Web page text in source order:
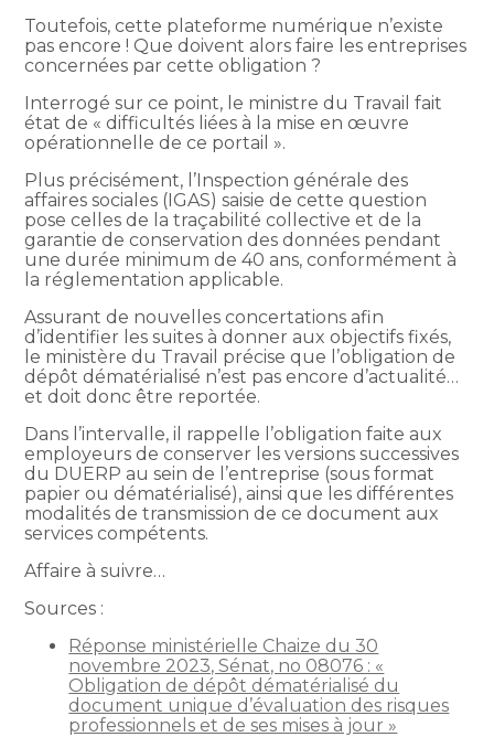
Toutefois, cette plateforme numérique n’existe
pas encore ! Que doivent alors faire les entreprises
concernées par cette obligation ?
Interrogé sur ce point, le ministre du Travail fait
état de « difficultés liées à la mise en œuvre
opérationnelle de ce portail ».
Plus précisément, l’Inspection générale des
affaires sociales (IGAS) saisie de cette question
pose celles de la traçabilité collective et de la
garantie de conservation des données pendant
une durée minimum de 40 ans, conformément à
la réglementation applicable.
Assurant de nouvelles concertations afin
d’identifier les suites à donner aux objectifs fixés,
le ministère du Travail précise que l’obligation de
dépôt dématérialisé n’est pas encore d’actualité…
et doit donc être reportée.
Dans l’intervalle, il rappelle l’obligation faite aux
employeurs de conserver les versions successives
du DUERP au sein de l’entreprise (sous format
papier ou dématérialisé), ainsi que les différentes
modalités de transmission de ce document aux
services compétents.
Affaire à suivre…
Sources :
Réponse ministérielle Chaize du 30
novembre 2023, Sénat, no 08076 : «
Obligation de dépôt dématérialisé du
document unique d’évaluation des risques
professionnels et de ses mises à jour »